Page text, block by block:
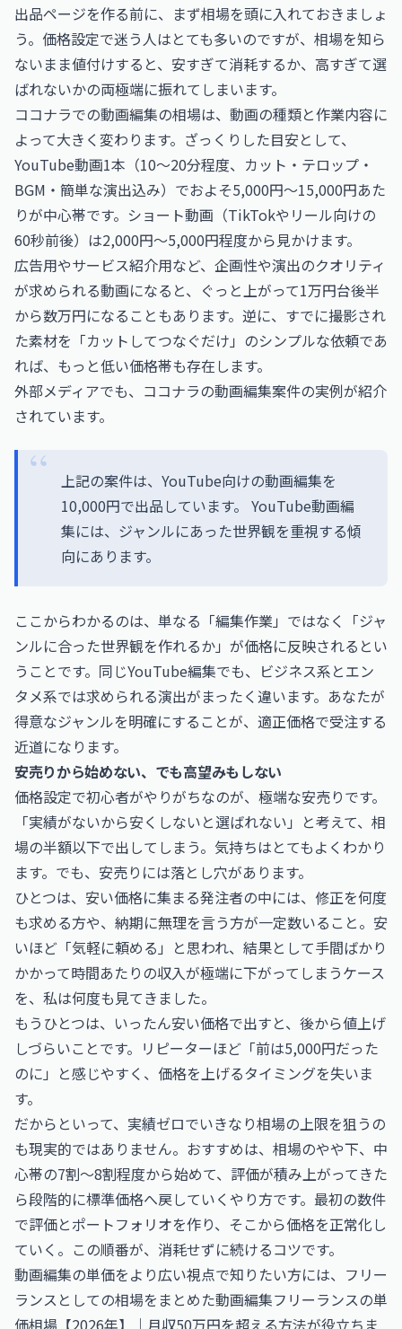
出品ページを作る前に、まず相場を頭に入れておきましょ
う。価格設定で迷う人はとても多いのですが、相場を知ら
ないまま値付けすると、安すぎて消耗するか、高すぎて選
ばれないかの両極端に振れてしまいます。
ココナラでの動画編集の相場は、動画の種類と作業内容に
よって大きく変わります。ざっくりした目安として、
YouTube動画1本（10〜20分程度、カット・テロップ・
BGM・簡単な演出込み）でおよそ5,000円〜15,000円あた
りが中心帯です。ショート動画（TikTokやリール向けの
60秒前後）は2,000円〜5,000円程度から見かけます。
広告用やサービス紹介用など、企画性や演出のクオリティ
が求められる動画になると、ぐっと上がって1万円台後半
から数万円になることもあります。逆に、すでに撮影され
た素材を「カットしてつなぐだけ」のシンプルな依頼であ
れば、もっと低い価格帯も存在します。
外部メディアでも、ココナラの動画編集案件の実例が紹介
されています。
上記の案件は、YouTube向けの動画編集を
10,000円で出品しています。 YouTube動画編
集には、ジャンルにあった世界観を重視する傾
向にあります。
ここからわかるのは、単なる「編集作業」ではなく「ジャ
ンルに合った世界観を作れるか」が価格に反映されるとい
うことです。同じYouTube編集でも、ビジネス系とエン
タメ系では求められる演出がまったく違います。あなたが
得意なジャンルを明確にすることが、適正価格で受注する
近道になります。
安売りから始めない、でも高望みもしない
価格設定で初心者がやりがちなのが、極端な安売りです。
「実績がないから安くしないと選ばれない」と考えて、相
場の半額以下で出してしまう。気持ちはとてもよくわかり
ます。でも、安売りには落とし穴があります。
ひとつは、安い価格に集まる発注者の中には、修正を何度
も求める方や、納期に無理を言う方が一定数いること。安
いほど「気軽に頼める」と思われ、結果として手間ばかり
かかって時間あたりの収入が極端に下がってしまうケース
を、私は何度も見てきました。
もうひとつは、いったん安い価格で出すと、後から値上げ
しづらいことです。リピーターほど「前は5,000円だった
のに」と感じやすく、価格を上げるタイミングを失いま
す。
だからといって、実績ゼロでいきなり相場の上限を狙うの
も現実的ではありません。おすすめは、相場のやや下、中
心帯の7割〜8割程度から始めて、評価が積み上がってきた
ら段階的に標準価格へ戻していくやり方です。最初の数件
で評価とポートフォリオを作り、そこから価格を正常化し
ていく。この順番が、消耗せずに続けるコツです。
動画編集の単価をより広い視点で知りたい方には、フリー
ランスとしての相場をまとめた動画編集フリーランスの単
価相場【2026年】｜月収50万円を超える方法が役立ちま